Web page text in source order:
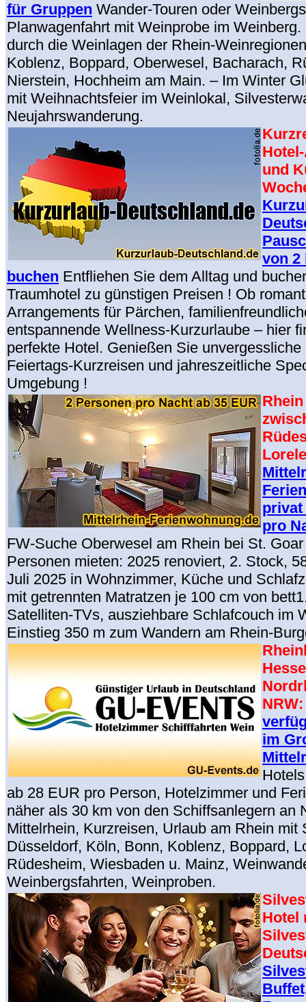
für Gruppen Wander-Touren oder
Planwagenfahrt mit Weinprobe im
durch die Weinlagen der Rhein-
Koblenz, Boppard, Oberwesel, Bacharach,
Nierstein, Hochheim am Main. – Im Winter
mit Weihnachtsfeier im Weinlokal,
Neujahrswanderung.
und
von 2
buchen Entfliehen Sie dem Alltag und
Traumhotel zu günstigen Preisen ! Ob
Arrangements für Pärchen,
entspannende Wellness-Kurzurlaube – hier
perfekte Hotel. Genießen Sie
Feiertags-Kurzreisen und jahreszeitliche
Umgebung !
privat
pro
FW-Suche Oberwesel am Rhein bei St.
Personen mieten: 2025 renoviert, 2. Stock,
Juli 2025 in Wohnzimmer, Küche und
mit getrennten Matratzen je 100 cm von
Satelliten-TVs, ausziehbare Schlafcouch im
Einstieg 350 m zum Wandern am Rhein-
im
ab 28 EUR pro Person, Hotelzimmer und
näher als 30 km von den Schiffsanlegern an
Mittelrhein, Kurzreisen, Urlaub am Rhein mit
Düsseldorf, Köln, Bonn, Koblenz, Boppard,
Rüdesheim, Wiesbaden u. Mainz,
Weinbergsfahrten, Weinproben.
Hotel